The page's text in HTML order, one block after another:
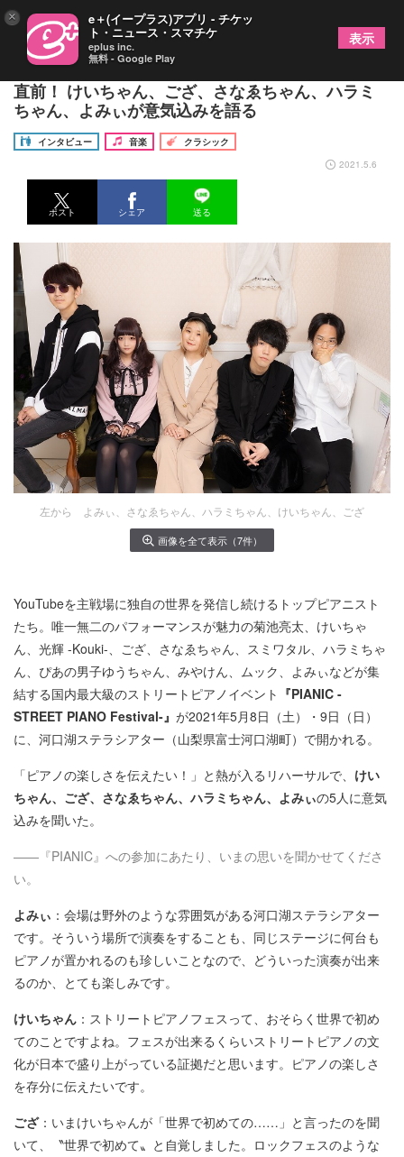
世界初のストリートピアノフェス『PIANIC』開催
直前！ けいちゃん、ござ、さなゑちゃん、ハラミ
ちゃん、よみぃが意気込みを語る
インタビュー 音楽
クラシック
2021.5.6
ポスト シェア 送る
左から よみぃ、さなゑちゃん、ハラミちゃん、けいちゃん、ござ
画像を全て表示（7件）
YouTubeを主戦場に独自の世界を発信し続けるトップピアニスト
たち。唯一無二のパフォーマンスが魅力の菊池亮太、けいちゃ
ん、光輝 -Kouki-、ござ、さなゑちゃん、スミワタル、ハラミちゃ
ん、ぴあの男子ゆうちゃん、みやけん、ムック、よみぃなどが集
結する国内最大級のストリートピアノイベント 『PIANIC -
STREET PIANO Festival-』 が2021年5月8日（土）・9日（日）
に、河口湖ステラシアター（山梨県富士河口湖町）で開かれる。
「ピアノの楽しさを伝えたい！」と熱が入るリハーサルで、 けい
ちゃん、ござ、さなゑちゃん、ハラミちゃん、よみぃの5人に意気
込みを聞いた。
――『PIANIC』への参加にあたり、いまの思いを聞かせてくださ
い。
よみぃ ：会場は野外のような雰囲気がある河口湖ステラシアター
です。そういう場所で演奏をすることも、同じステージに何台も
ピアノが置かれるのも珍しいことなので、どういった演奏が出来
るのか、とても楽しみです。
けいちゃん ：ストリートピアノフェスって、おそらく世界で初め
てのことですよね。フェスが出来るくらいストリートピアノの文
化が日本で盛り上がっている証拠だと思います。ピアノの楽しさ
を存分に伝えたいです。
ござ：いまけいちゃんが「世界で初めての……」と言ったのを聞
いて、〝世界で初めて〟と自覚しました。ロックフェスのような
× e＋(イープラス)アプリ - チケッ
ト・ニュース・スマチケ
eplus inc.
無料 - Google Play
表示